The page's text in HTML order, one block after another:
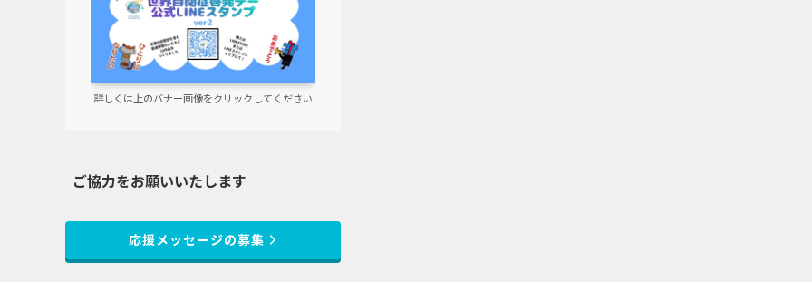
詳しくは上のバナー画像をクリックしてください
ご協力をお願いいたします
応援メッセージの募集